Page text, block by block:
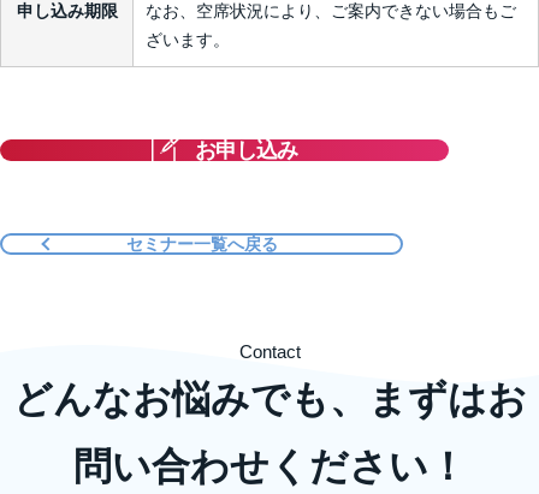
申し込み期限
なお、空席状況により、ご案内できない場合もご
ざいます。
お申し込み
セミナー一覧へ戻る
どんなお悩みでも、まずはお
問い合わせください！
Contact